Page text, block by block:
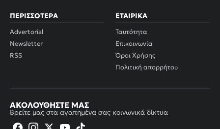
ΠΕΡΙΣΣΌΤΕΡΑ
Advertorial
Newsletter
RSS
ΕΤΑΙΡΙΚΆ
Ταυτότητα
Επικοινωνία
Όροι Χρήσης
Πολιτική απορρήτου
ΑΚΟΛΟΥΘΉΣΤΕ ΜΑΣ
Βρείτε μας στα αγαπημένα σας κοινωνικά δίκτυα